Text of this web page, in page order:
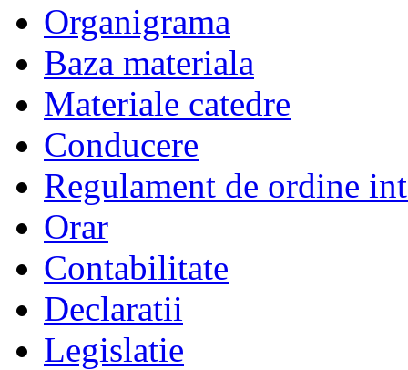
Organigrama
Baza materiala
Materiale catedre
Conducere
Regulament de ordine
Orar
Contabilitate
Declaratii
Legislatie